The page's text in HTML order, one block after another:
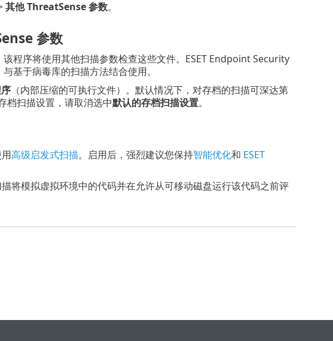
其他 ThreatSense 参数。
参数
程序将使用其他扫描参数检查这些文件。ESET Endpoint Security
基于病毒库的扫描方法结合使用。
（内部压缩的可执行文件）。默认情况下，对存档的扫描可深达第
档扫描设置，请取消选中默认的存档扫描设置。
高级启发式扫描。启用后，强烈建议您保持智能优化和 ESET
将模拟虚拟环境中的代码并在允许从可移动磁盘运行该代码之前评